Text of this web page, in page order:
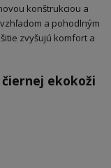
konštrukciou a
a pohodlným
zvyšujú komfort a
ekokoži